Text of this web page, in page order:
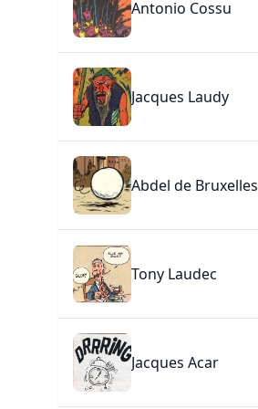
Antonio Cossu
Jacques Laudy
Abdel de Bruxelles
Tony Laudec
Jacques Acar